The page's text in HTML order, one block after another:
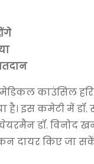
मेडिकल
इस कमेटी में डॉ.
डॉ. विनोद
दायर किए